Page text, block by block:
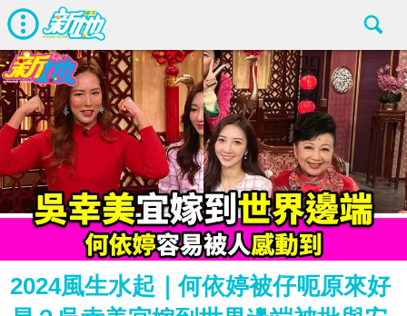
2024風生水起｜何依婷被仔呃原來好